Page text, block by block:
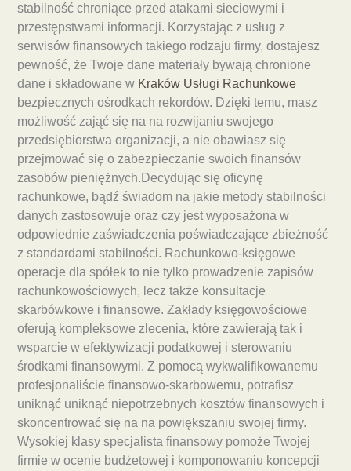
stabilność chroniące przed atakami sieciowymi i
przestępstwami informacji. Korzystając z usług z
serwisów finansowych takiego rodzaju firmy, dostajesz
pewność, że Twoje dane materiały bywają chronione
dane i składowane w Kraków Usługi Rachunkowe
bezpiecznych ośrodkach rekordów. Dzięki temu, masz
możliwość zająć się na na rozwijaniu swojego
przedsiębiorstwa organizacji, a nie obawiasz się
przejmować się o zabezpieczanie swoich finansów
zasobów pieniężnych.Decydując się oficynę
rachunkowe, bądź świadom na jakie metody stabilności
danych zastosowuje oraz czy jest wyposażona w
odpowiednie zaświadczenia poświadczające zbieżność
z standardami stabilności. Rachunkowo-księgowe
operacje dla spółek to nie tylko prowadzenie zapisów
rachunkowościowych, lecz także konsultacje
skarbówkowe i finansowe. Zakłady księgowościowe
oferują kompleksowe zlecenia, które zawierają tak i
wsparcie w efektywizacji podatkowej i sterowaniu
środkami finansowymi. Z pomocą wykwalifikowanemu
profesjonaliście finansowo-skarbowemu, potrafisz
uniknąć uniknąć niepotrzebnych kosztów finansowych i
skoncentrować się na na powiększaniu swojej firmy.
Wysokiej klasy specjalista finansowy pomoże Twojej
firmie w ocenie budżetowej i komponowaniu koncepcji